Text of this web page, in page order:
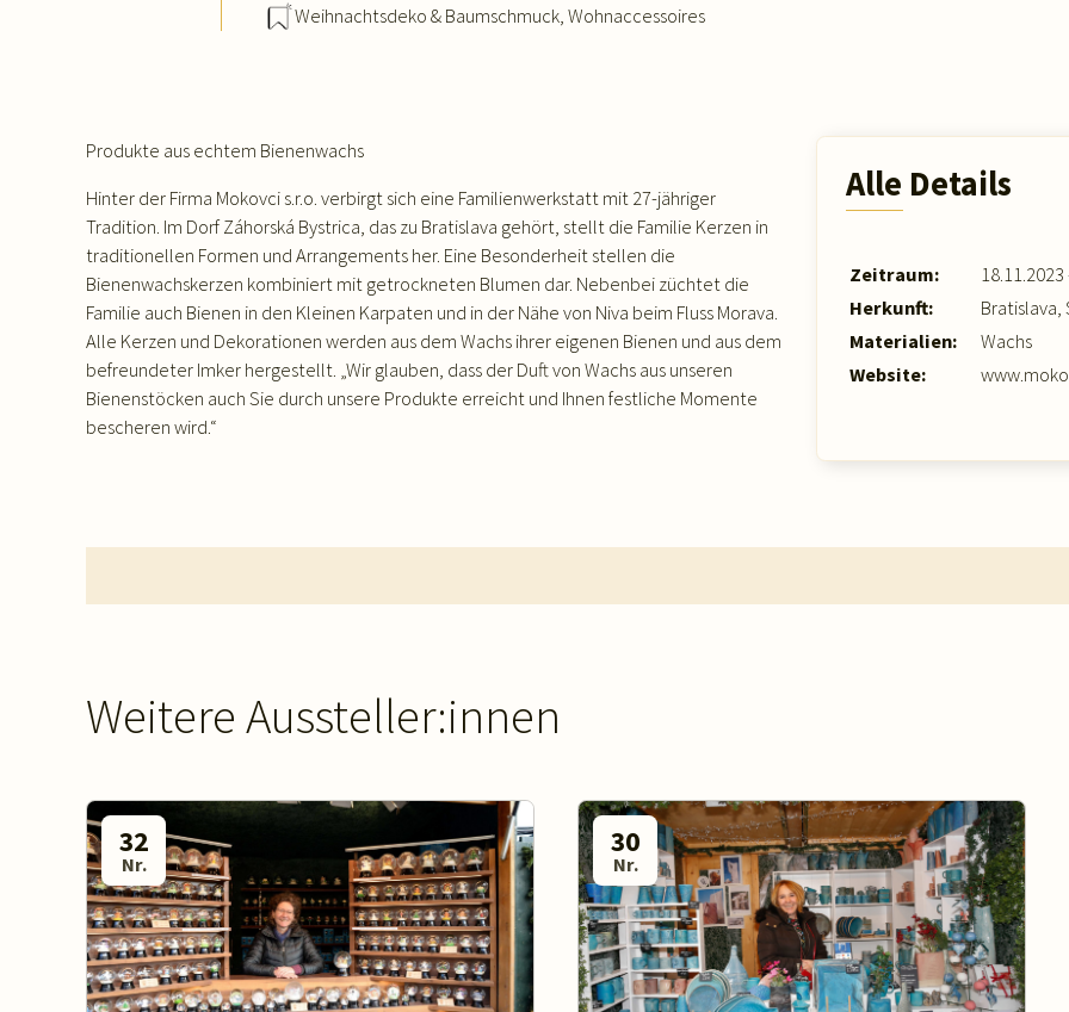
Weihnachtsdeko & Baumschmuck, Wohnaccessoires
Produkte aus echtem Bienenwachs
Hinter der Firma Mokovci s.r.o. verbirgt sich eine Familienwerkstatt mit 27-jähriger
Tradition. Im Dorf Záhorská Bystrica, das zu Bratislava gehört, stellt die Familie Kerzen in
traditionellen Formen und Arrangements her. Eine Besonderheit stellen die
Bienenwachskerzen kombiniert mit getrockneten Blumen dar. Nebenbei züchtet die
Familie auch Bienen in den Kleinen Karpaten und in der Nähe von Niva beim Fluss Morava.
Alle Kerzen und Dekorationen werden aus dem Wachs ihrer eigenen Bienen und aus dem
befreundeter Imker hergestellt. „Wir glauben, dass der Duft von Wachs aus unseren
Bienenstöcken auch Sie durch unsere Produkte erreicht und Ihnen festliche Momente
bescheren wird.“
Alle Details
Zeitraum:
Herkunft:
Bratislava,
Materialien:
Wachs
Website:
Weitere Aussteller:innen
32
Nr.
30
Nr.